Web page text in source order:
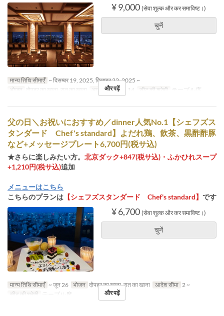
¥ 9,000 (सेवा शुल्क और कर समाविष्ट।)
चुनें
मान्य तिथि सीमाएँ ~ दिसम्बर 19, 2025, दिसम्बर 22, 2025 ~
भोजन
दोपहर का खाना, रात का खाना आदेश सीमा 6 ~ 14 सीट की श्रेणी テーブル席
और पढ़ें
父の日＼お祝いにおすすめ／dinner人気No.1【シェフズス
タンダード Chef's standard】よだれ鶏、飲茶、黒酢酢豚
など+メッセージプレート6,700円(税サ込)
★さらに楽しみたい方。 北京ダック+847(税サ込)・ふかひれスープ
+1,210円(税サ込)追加
メニューはこちら
こちらのプランは 【シェフズスタンダード Chef's standard】 です
¥ 6,700 (सेवा शुल्क और कर समाविष्ट।)
चुनें
मान्य तिथि सीमाएँ ~ जून 26 भोजन दोपहर का खाना, रात का खाना आदेश सीमा 2 ~
सीट की श्रेणी
テーブル席 और पढ़ें